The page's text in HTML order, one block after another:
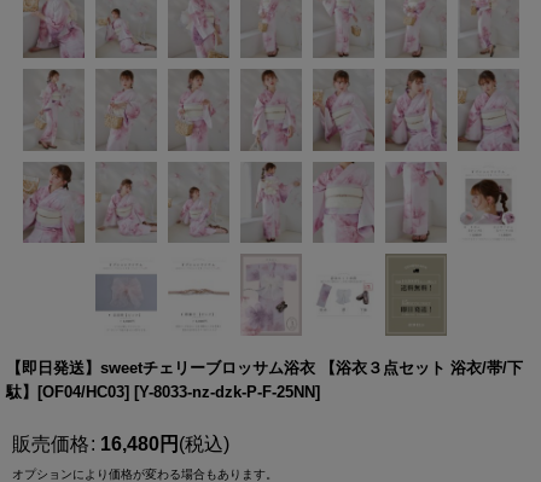
【即日発送】sweetチェリーブロッサム浴衣 【浴衣３点セット 浴衣/帯/下
駄】[OF04/HC03] [Y-8033-nz-dzk-P-F-25NN]
販売価格: 16,480円 (税込)
オプションにより価格が変わる場合もあります。